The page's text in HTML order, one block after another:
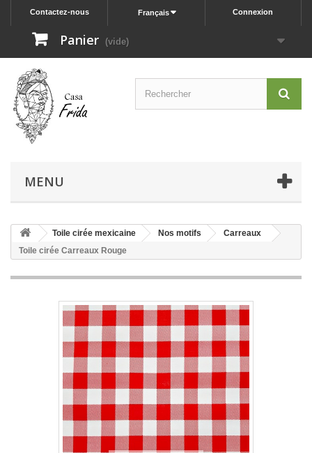
Connexion
Français
Contactez-nous
Panier (vide)
MENU
Toile cirée mexicaine Nos motifs
Carreaux
Toile cirée Carreaux Rouge